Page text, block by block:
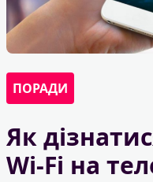
ПОРАДИ
Як
Wi-Fi на